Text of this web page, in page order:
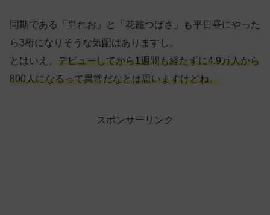
同期である「皇れお」と「花籠つばさ」も平日昼にやった
ら3桁になりそうな気配はありますし。
とはいえ、 デビューしてから1週間も経たずに4.9万人から
800人になるって異常だなとは思いますけどね。
スポンサーリンク